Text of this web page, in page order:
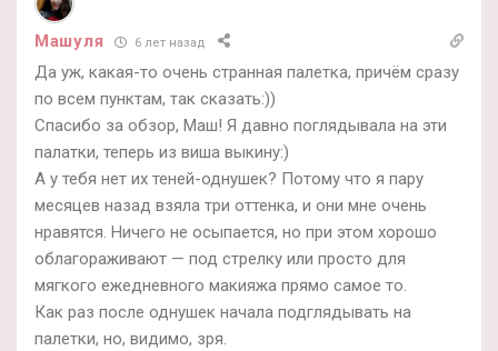
Машуля 6 лет назад
Да уж, какая-то очень странная палетка, причём сразу
по всем пунктам, так сказать:))
Спасибо за обзор, Маш! Я давно поглядывала на эти
палатки, теперь из виша выкину:)
А у тебя нет их теней-однушек? Потому что я пару
месяцев назад взяла три оттенка, и они мне очень
нравятся. Ничего не осыпается, но при этом хорошо
облагораживают — под стрелку или просто для
мягкого ежедневного макияжа прямо самое то.
Как раз после однушек начала подглядывать на
палетки, но, видимо, зря.